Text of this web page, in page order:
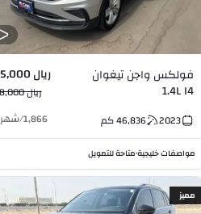
فولكس واجن تيغوان
1.4L I4
ريال 85,000
ريال 98,000
2023
46,836كم 1,866
/شهر
مواصفات خليجية•متاحة للتمويل
مميز